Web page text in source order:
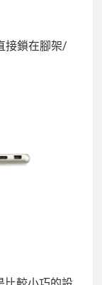
接鎖在腳架/